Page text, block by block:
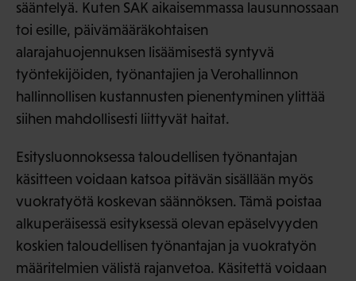
sääntelyä. Kuten SAK aikaisemmassa lausunnossaan
toi esille, päivämääräkohtaisen
alarajahuojennuksen lisäämisestä syntyvä
työntekijöiden, työnantajien ja Verohallinnon
hallinnollisen kustannusten pienentyminen ylittää
siihen mahdollisesti liittyvät haitat.
Esitysluonnoksessa taloudellisen työnantajan
käsitteen voidaan katsoa pitävän sisällään myös
vuokratyötä koskevan säännöksen. Tämä poistaa
alkuperäisessä esityksessä olevan epäselvyyden
koskien taloudellisen työnantajan ja vuokratyön
määritelmien välistä rajanvetoa. Käsitettä voidaan